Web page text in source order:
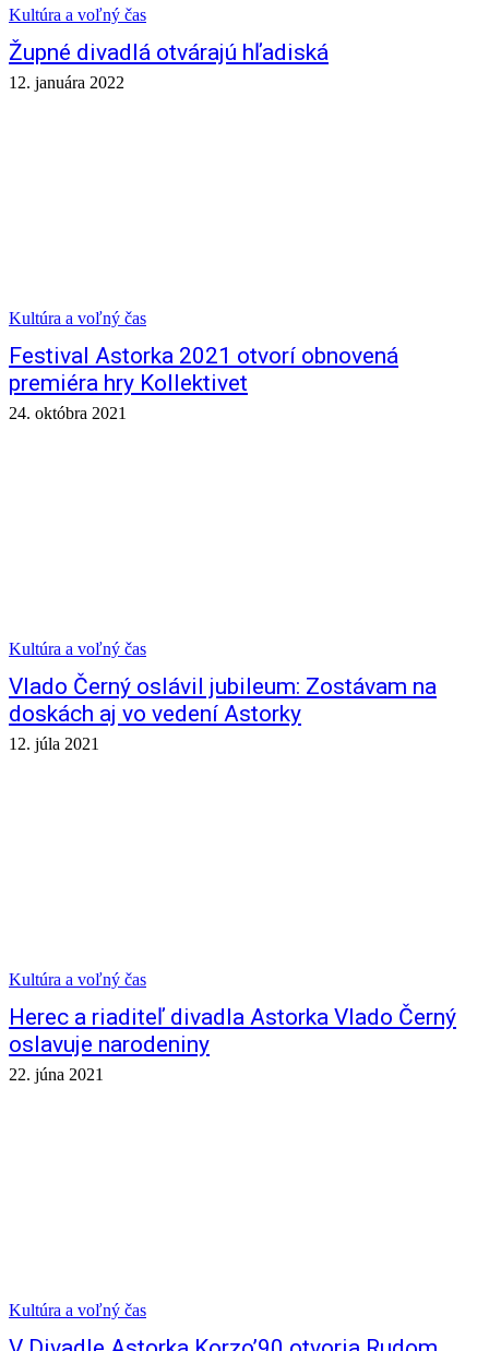
Kultúra a voľný čas
Župné divadlá otvárajú hľadiská
12. januára 2022
Kultúra a voľný čas
Festival Astorka 2021 otvorí obnovená
premiéra hry Kollektivet
24. októbra 2021
Kultúra a voľný čas
Vlado Černý oslávil jubileum: Zostávam na
doskách aj vo vedení Astorky
12. júla 2021
Kultúra a voľný čas
Herec a riaditeľ divadla Astorka Vlado Černý
oslavuje narodeniny
22. júna 2021
Kultúra a voľný čas